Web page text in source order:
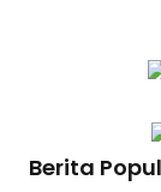
Berita